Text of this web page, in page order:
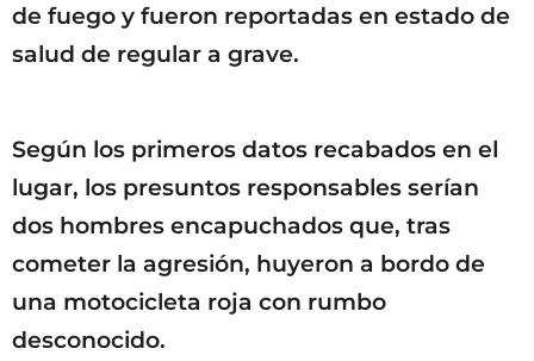
de fuego y fueron reportadas en estado de
salud de regular a grave.
Según los primeros datos recabados en el
lugar, los presuntos responsables serían
dos hombres encapuchados que, tras
cometer la agresión, huyeron a bordo de
una motocicleta roja con rumbo
desconocido.